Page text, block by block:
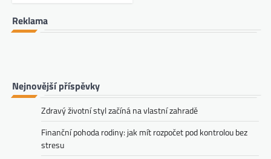
Reklama
Nejnovější příspěvky
Zdravý životní styl začíná na vlastní zahradě
Finanční pohoda rodiny: jak mít rozpočet pod kontrolou bez
stresu